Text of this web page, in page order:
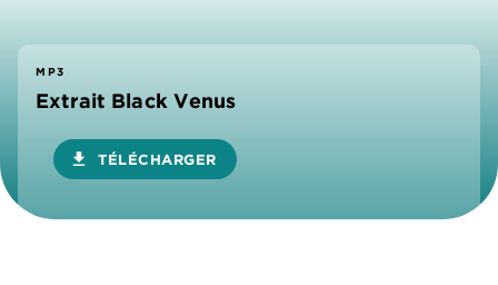
MP3
Extrait Black Venus
download TÉLÉCHARGER